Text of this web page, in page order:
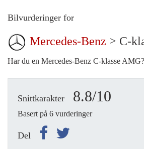
Bilvurderinger for
Mercedes-Benz > C-
Har du en Mercedes-Benz C-klasse AMG?
Snittkarakter 8.8/10
Basert på 6 vurderinger
Del